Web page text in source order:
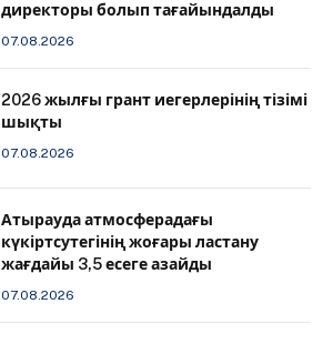
директоры болып тағайындалды
07.08.2026
2026 жылғы грант иегерлерінің тізімі
шықты
07.08.2026
Атырауда атмосферадағы
күкіртсутегінің жоғары ластану
жағдайы 3,5 есеге азайды
07.08.2026